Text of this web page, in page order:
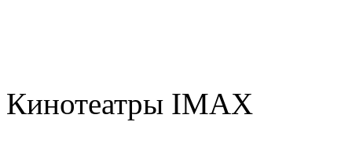
Кинотеатры IMAX